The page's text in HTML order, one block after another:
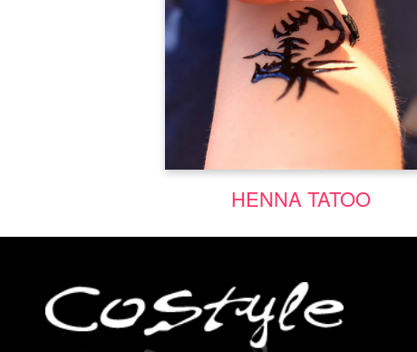
HENNA TATOO
Σεμινάριο Henna Tatoo | Σεμινάρια
Αισθητικής Costyle